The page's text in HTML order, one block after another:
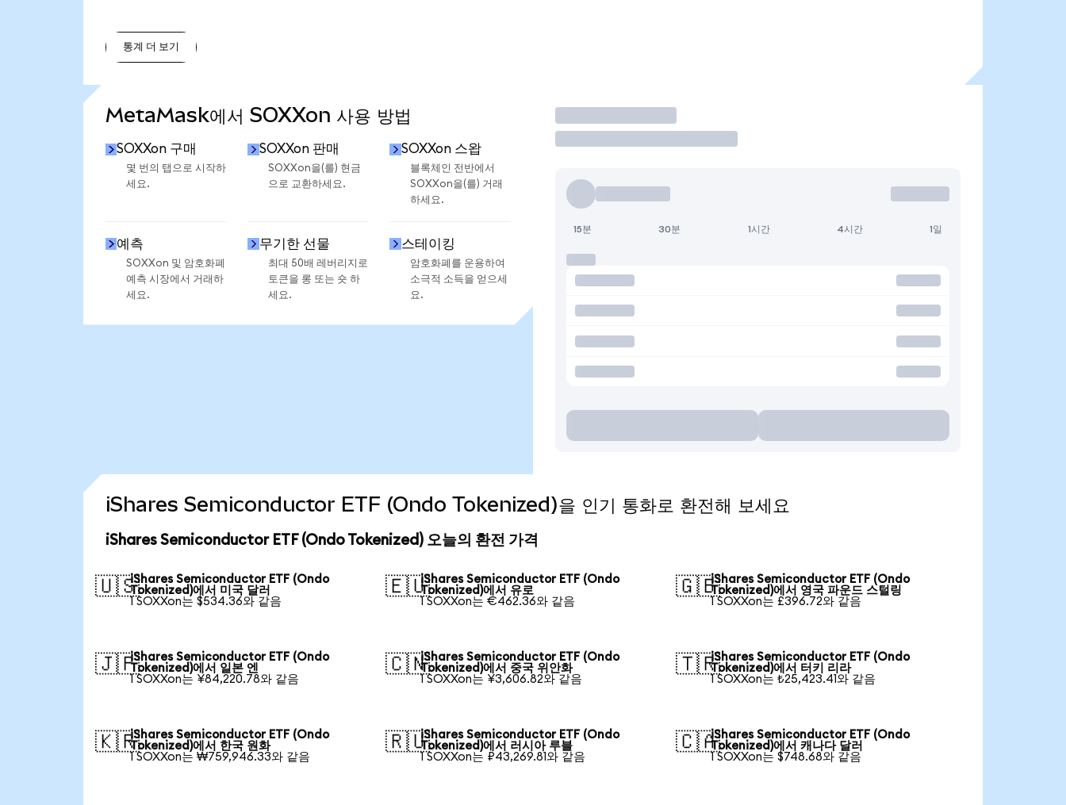
통계 더 보기
MetaMask에서 SOXXon 사용 방법
SOXXon 구매
몇 번의 탭으로 시작하
세요.
SOXXon 판매
SOXXon을(를) 현금
으로 교환하세요.
SOXXon 스왑
블록체인 전반에서
SOXXon을(를) 거래
하세요.
예측
SOXXon 및 암호화폐
예측 시장에서 거래하
세요.
무기한 선물
최대 50배 레버리지로
토큰을 롱 또는 숏 하
세요.
스테이킹
암호화폐를 운용하여
소극적 소득을 얻으세
요.
거래
15분 30분 1시간 4시간 1일
iShares Semiconductor ETF (Ondo Tokenized)을 인기 통화로 환전해 보세요
iShares Semiconductor ETF (Ondo Tokenized) 오늘의 환전 가격
🇺🇸iShares Semiconductor ETF (Ondo
Tokenized)에서 미국 달러
1 SOXXon는 $534.36와 같음
🇪🇺iShares Semiconductor ETF (Ondo
Tokenized)에서 유로
1 SOXXon는 €462.36와 같음
🇬🇧iShares Semiconductor ETF (Ondo
Tokenized)에서 영국 파운드 스털링
1 SOXXon는 £396.72와 같음
🇯🇵iShares Semiconductor ETF (Ondo
Tokenized)에서 일본 엔
1 SOXXon는 ¥84,220.78와 같음
🇨🇳iShares Semiconductor ETF (Ondo
Tokenized)에서 중국 위안화
1 SOXXon는 ¥3,606.82와 같음
🇹🇷iShares Semiconductor ETF (Ondo
Tokenized)에서 터키 리라
1 SOXXon는 ₺25,423.41와 같음
🇰🇷iShares Semiconductor ETF (Ondo
Tokenized)에서 한국 원화
1 SOXXon는 ₩759,946.33와 같음
🇷🇺iShares Semiconductor ETF (Ondo
Tokenized)에서 러시아 루블
1 SOXXon는 ₽43,269.81와 같음
🇨🇦iShares Semiconductor ETF (Ondo
Tokenized)에서 캐나다 달러
1 SOXXon는 $748.68와 같음